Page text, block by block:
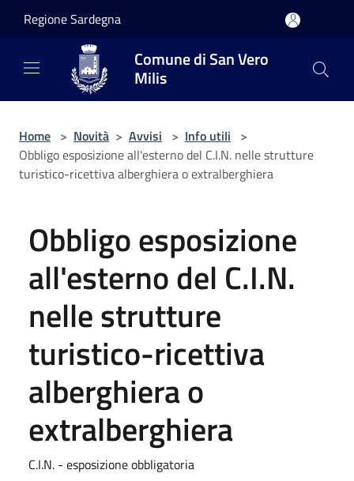
Regione Sardegna
Comune di San Vero
Milis
Home > Novità > Avvisi > Info utili >
Obbligo esposizione all'esterno del C.I.N. nelle strutture
turistico-ricettiva alberghiera o extralberghiera
Obbligo esposizione
all'esterno del C.I.N.
nelle strutture
turistico-ricettiva
alberghiera o
extralberghiera
C.I.N. - esposizione obbligatoria